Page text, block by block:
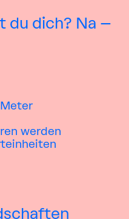
du dich? Na –
werden